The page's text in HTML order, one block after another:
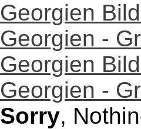
Georgien
Georgien -
Georgien
Georgien -
Sorry,